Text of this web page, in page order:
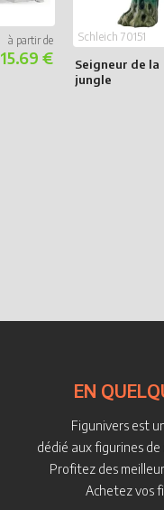
15.69 €
Seigneur de la
jungle
Schleich 70151
EN
Figunivers est
dédié aux figurines de
Profitez des
Achetez vos